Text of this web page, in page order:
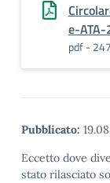
e-
pdf -
Pubblicato:
Eccetto dove
stato rilasciato